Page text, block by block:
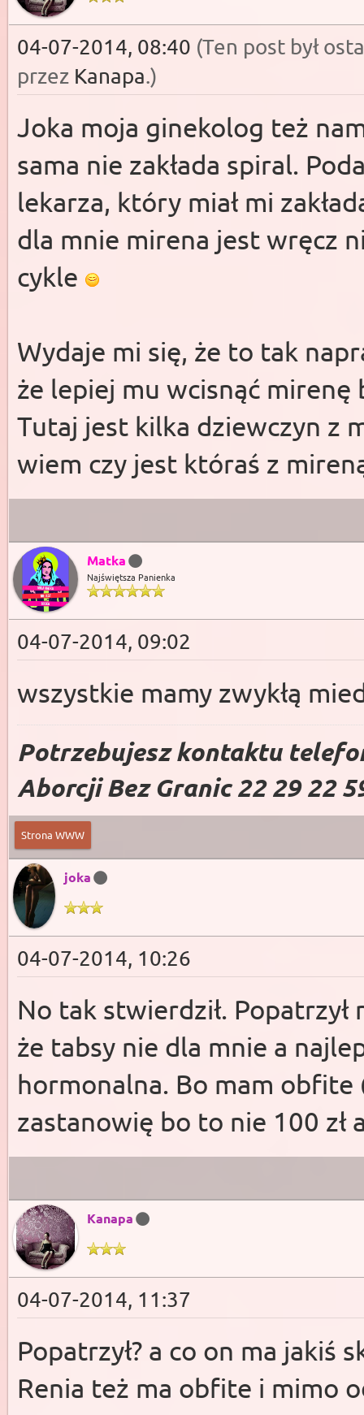
04-07-2014, 08:40 (Ten post był
przez Kanapa.)
Joka moja ginekolog też
sama nie zakłada spiral.
lekarza, który miał mi
dla mnie mirena jest wręcz
cykle
Wydaje mi się, że to tak
że lepiej mu wcisnąć mirenę
Tutaj jest kilka dziewczyn z
wiem czy jest któraś z
Matka
Najświętsza Panienka
04-07-2014, 09:02
wszystkie mamy zwykłą
Potrzebujesz kontaktu
Aborcji Bez Granic 22 29 22
Strona WWW
joka
04-07-2014, 10:26
No tak stwierdził. Popatrzył
że tabsy nie dla mnie a
hormonalna. Bo mam obfite
zastanowię bo to nie 100 zł
Kanapa
04-07-2014, 11:37
Popatrzył? a co on ma jakiś
Renia też ma obfite i mimo